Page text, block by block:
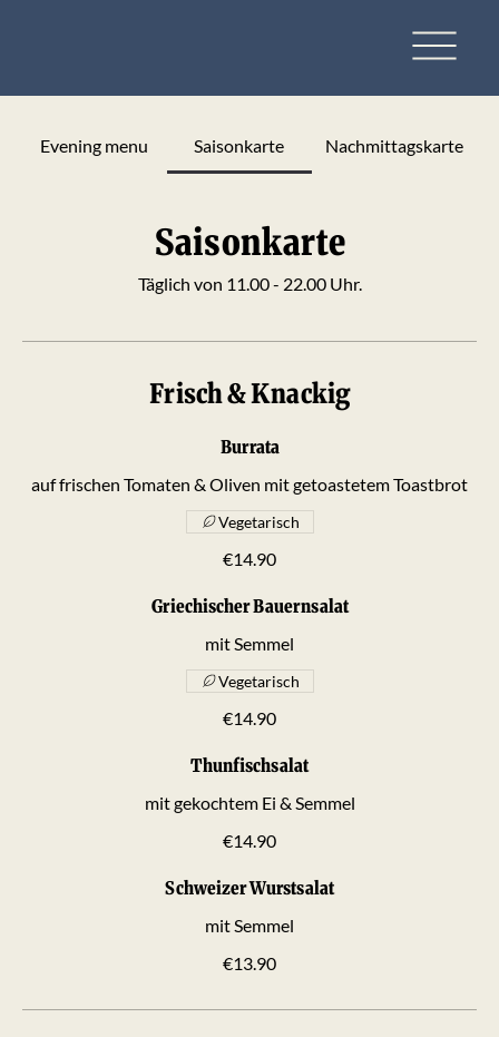
Evening menu Saisonkarte Nachmittagskarte
Saisonkarte
Täglich von 11.00 - 22.00 Uhr.
Frisch & Knackig
Burrata
auf frischen Tomaten & Oliven mit getoastetem Toastbrot
€14.90
Vegetarisch
Griechischer Bauernsalat
mit Semmel
€14.90
Vegetarisch
Thunfischsalat
mit gekochtem Ei & Semmel
€14.90
Schweizer Wurstsalat
mit Semmel
€13.90